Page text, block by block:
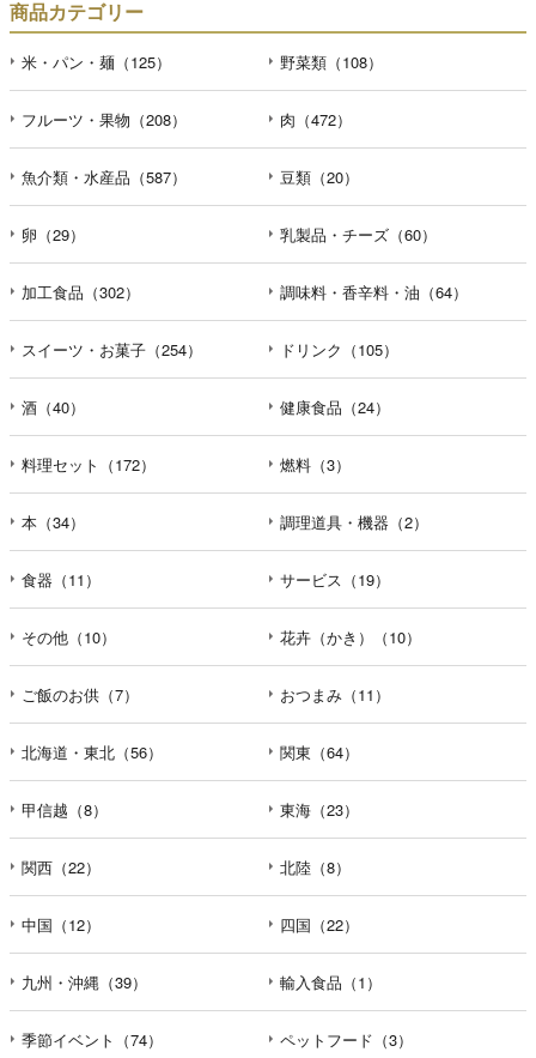
商品カテゴリー
米・パン・麺（125） 野菜類（108）
フルーツ・果物（208） 肉（472）
魚介類・水産品（587） 豆類（20）
卵（29） 乳製品・チーズ（60）
加工食品（302） 調味料・香辛料・油（64）
スイーツ・お菓子（254） ドリンク（105）
酒（40） 健康食品（24）
料理セット（172） 燃料（3）
本（34） 調理道具・機器（2）
食器（11） サービス（19）
その他（10） 花卉（かき）（10）
ご飯のお供（7） おつまみ（11）
北海道・東北（56） 関東（64）
甲信越（8） 東海（23）
関西（22） 北陸（8）
中国（12） 四国（22）
九州・沖縄（39） 輸入食品（1）
季節イベント（74） ペットフード（3）